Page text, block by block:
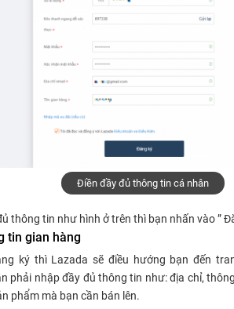
Điền đầy đủ thông tin cá nhân
thông tin như hình ở trên thì bạn nhấn vào ”
tin gian hàng
ký thì Lazada sẽ điều hướng bạn đến
phải nhập đầy đủ thông tin như: địa chỉ,
phẩm mà bạn cần bán lên.